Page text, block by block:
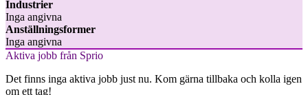
Industrier
Inga angivna
Anställningsformer
Inga angivna
Aktiva jobb från Sprio
Det finns inga aktiva jobb just nu. Kom gärna tillbaka och kolla igen
om ett tag!